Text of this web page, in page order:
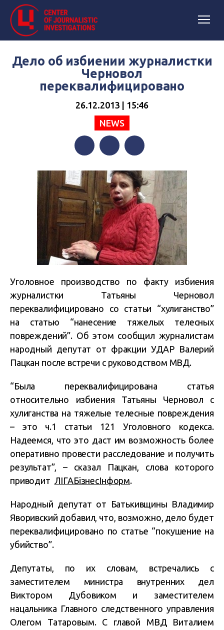
Дело об избиении журналистки
Черновол
переквалифицировано
26.12.2013 | 15:46
NEWS
Уголовное производство по факту избиения
журналистки Татьяны Черновол
переквалифицировано со статьи “хулиганство”
на статью “нанесение тяжелых телесных
повреждений”. Об этом сообщил журналистам
народный депутат от фракции УДАР Валерий
Пацкан после встречи с руководством МВД.
“Была переквалифицирована статья
относительно избиения Татьяны Черновол с
хулиганства на тяжелые телесные повреждения
– это ч.1 статьи 121 Уголовного кодекса.
Надеемся, что это даст им возможность более
оперативно провести расследование и получить
результат”, – сказал Пацкан, слова которого
приводит ЛІГАБізнесІнформ.
Народный депутат от Батькивщины Владимир
Яворивский добавил, что, возможно, дело будет
переквалифицировано по статье “покушение на
убийство”.
Депутаты, по их словам, встречались с
заместителем министра внутренних дел
Виктором Дубовиком и заместителем
нацальника Главного следственного управления
Олегом Татаровым. С главой МВД Виталием